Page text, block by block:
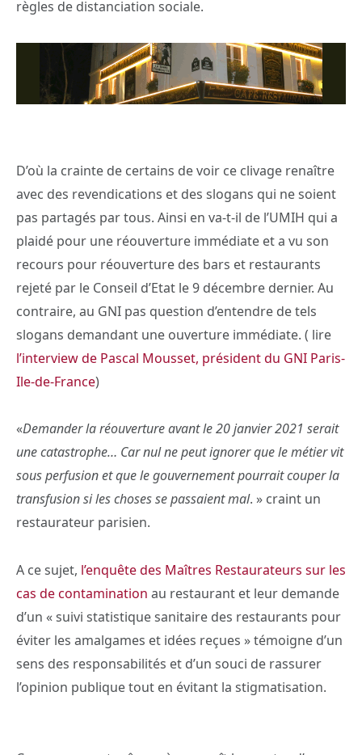
règles de distanciation sociale.
D’où la crainte de certains de voir ce clivage renaître
avec des revendications et des slogans qui ne soient
pas partagés par tous. Ainsi en va-t-il de l’UMIH qui a
plaidé pour une réouverture immédiate et a vu son
recours pour réouverture des bars et restaurants
rejeté par le Conseil d’Etat le 9 décembre dernier. Au
contraire, au GNI pas question d’entendre de tels
slogans demandant une ouverture immédiate. ( lire
l’interview de Pascal Mousset, président du GNI Paris-
Ile-de-France)
«Demander la réouverture avant le 20 janvier 2021 serait
une catastrophe… Car nul ne peut ignorer que le métier vit
sous perfusion et que le gouvernement pourrait couper la
transfusion si les choses se passaient mal. » craint un
restaurateur parisien.
A ce sujet, l’enquête des Maîtres Restaurateurs sur les
cas de contamination au restaurant et leur demande
d’un « suivi statistique sanitaire des restaurants pour
éviter les amalgames et idées reçues » témoigne d’un
sens des responsabilités et d’un souci de rassurer
l’opinion publique tout en évitant la stigmatisation.